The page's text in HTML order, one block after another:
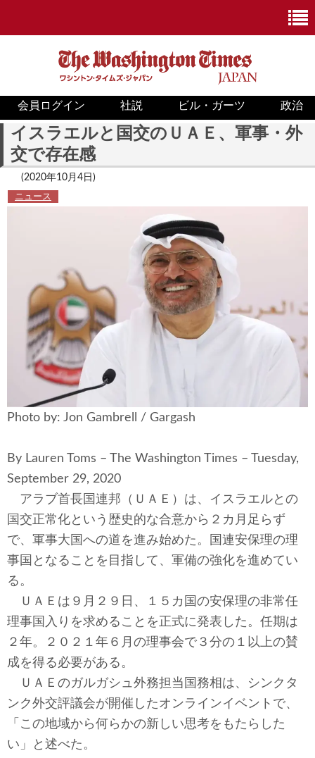
ニュース
政治
ホワイトハウス
国際
安全保障
ビジネス・経済
カルチャー
税制・予算
エネルギー・環境
サイバーセキュリティ―
航空宇宙・防衛
国境・移民政策
テクノロジー
コメンタリー
社説
ビル・ガーツ
会員ログイン 社説 ビル・ガーツ 政治
イスラエルと国交のＵＡＥ、軍事・外
交で存在感
(2020年10月4日)
ニュース
Photo by: Jon Gambrell / Gargash
By Lauren Toms – The Washington Times – Tuesday,
September 29, 2020
アラブ首長国連邦（ＵＡＥ）は、イスラエルとの
国交正常化という歴史的な合意から２カ月足らず
で、軍事大国への道を進み始めた。国連安保理の理
事国となることを目指して、軍備の強化を進めてい
る。
ＵＡＥは９月２９日、１５カ国の安保理の非常任
理事国入りを求めることを正式に発表した。任期は
２年。２０２１年６月の理事会で３分の１以上の賛
成を得る必要がある。
ＵＡＥのガルガシュ外務担当国務相は、シンクタ
ンク外交評議会が開催したオンラインイベントで、
「この地域から何らかの新しい思考をもたらした
い」と述べた。